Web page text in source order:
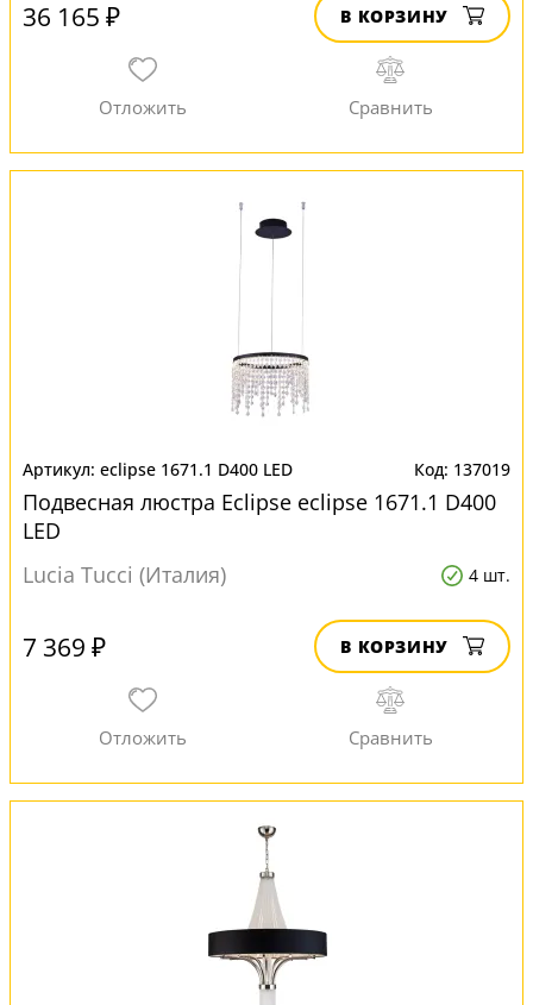
36 165 ₽ В КОРЗИНУ
eclipse 1671.1 D400 LED 137019
Подвесная люстра Eclipse eclipse 1671.1 D400
LED
Lucia Tucci (Италия)
4 шт.
7 369 ₽ В КОРЗИНУ